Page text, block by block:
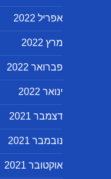
אפריל 2022
מרץ 2022
פברואר 2022
ינואר 2022
דצמבר 2021
נובמבר 2021
אוקטובר 2021